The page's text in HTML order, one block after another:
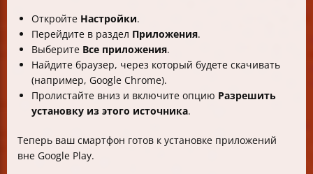
Откройте Настройки.
Перейдите в раздел Приложения.
Выберите Все приложения.
Найдите браузер, через который будете скачивать
(например, Google Chrome).
Пролистайте вниз и включите опцию Разрешить
установку из этого источника.
Теперь ваш смартфон готов к установке приложений
вне Google Play.